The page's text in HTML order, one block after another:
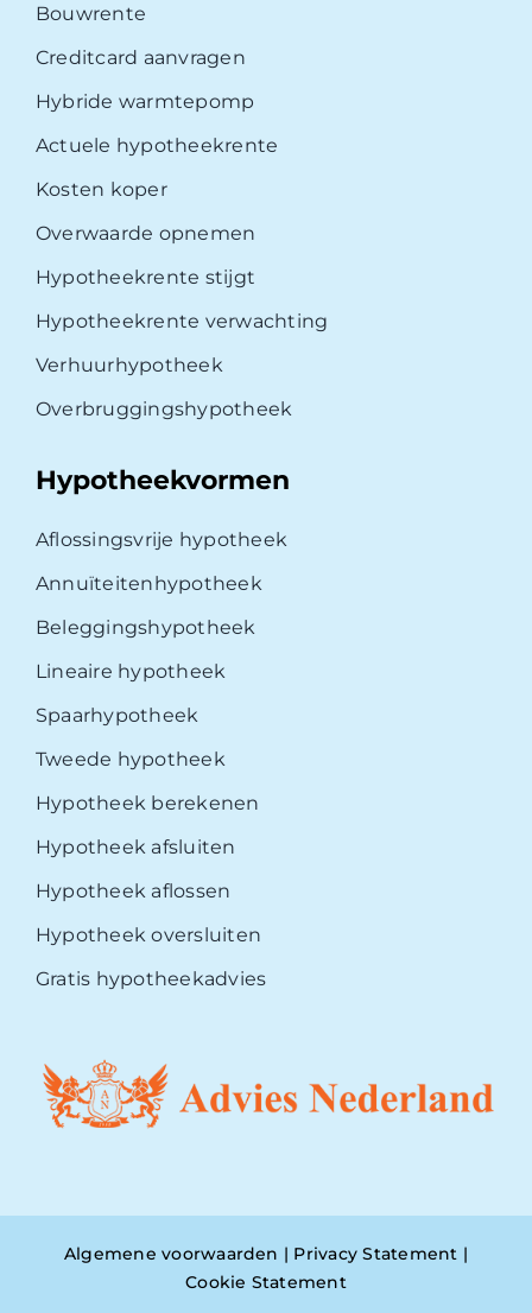
Bouwrente
Creditcard aanvragen
Hybride warmtepomp
Actuele hypotheekrente
Kosten koper
Overwaarde opnemen
Hypotheekrente stijgt
Hypotheekrente verwachting
Verhuurhypotheek
Overbruggingshypotheek
Hypotheekvormen
Aflossingsvrije hypotheek
Annuïteitenhypotheek
Beleggingshypotheek
Lineaire hypotheek
Spaarhypotheek
Tweede hypotheek
Hypotheek berekenen
Hypotheek afsluiten
Hypotheek aflossen
Hypotheek oversluiten
Gratis hypotheekadvies
Algemene voorwaarden | Privacy Statement |
Cookie Statement